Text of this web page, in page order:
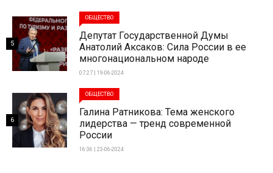
ОБЩЕСТВО
Депутат Государственной Думы
Анатолий Аксаков: Сила России в ее
многонациональном народе
07:27 | 19-06-2024
5
ОБЩЕСТВО
Галина Ратникова: Тема женского
лидерства — тренд современной
России
16:36 | 23-06-2024
6